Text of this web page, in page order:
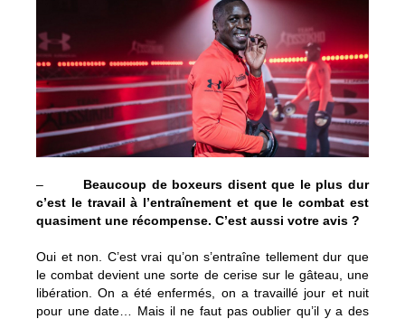
– Beaucoup de boxeurs disent que le plus dur
c’est le travail à l’entraînement et que le combat est
quasiment une récompense. C’est aussi votre avis ?
Oui et non. C’est vrai qu’on s’entraîne tellement dur que
le combat devient une sorte de cerise sur le gâteau, une
libération. On a été enfermés, on a travaillé jour et nuit
pour une date… Mais il ne faut pas oublier qu’il y a des